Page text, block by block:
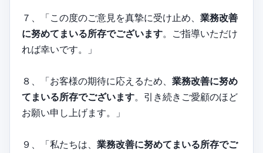
７、「この度のご意見を真摯に受け止め、 業務改善
に努めてまいる所存でございます。ご指導いただけ
れば幸いです。」
８、「お客様の期待に応えるため、 業務改善に努め
てまいる所存でございます。引き続きご愛顧のほど
お願い申し上げます。」
９、「私たちは、 業務改善に努めてまいる所存でご